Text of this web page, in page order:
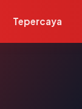
Tepercaya